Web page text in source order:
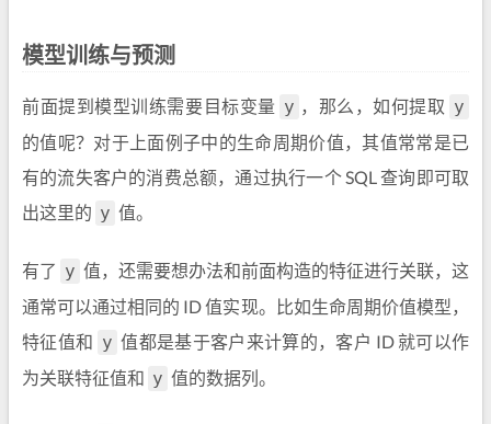
模型训练与预测
前面提到模型训练需要目标变量 y ，那么，如何提取 y
的值呢？对于上面例子中的生命周期价值，其值常常是已
有的流失客户的消费总额，通过执行一个 SQL 查询即可取
出这里的 y 值。
有了 y 值，还需要想办法和前面构造的特征进行关联，这
通常可以通过相同的 ID 值实现。比如生命周期价值模型，
特征值和 y 值都是基于客户来计算的，客户 ID 就可以作
为关联特征值和 y 值的数据列。